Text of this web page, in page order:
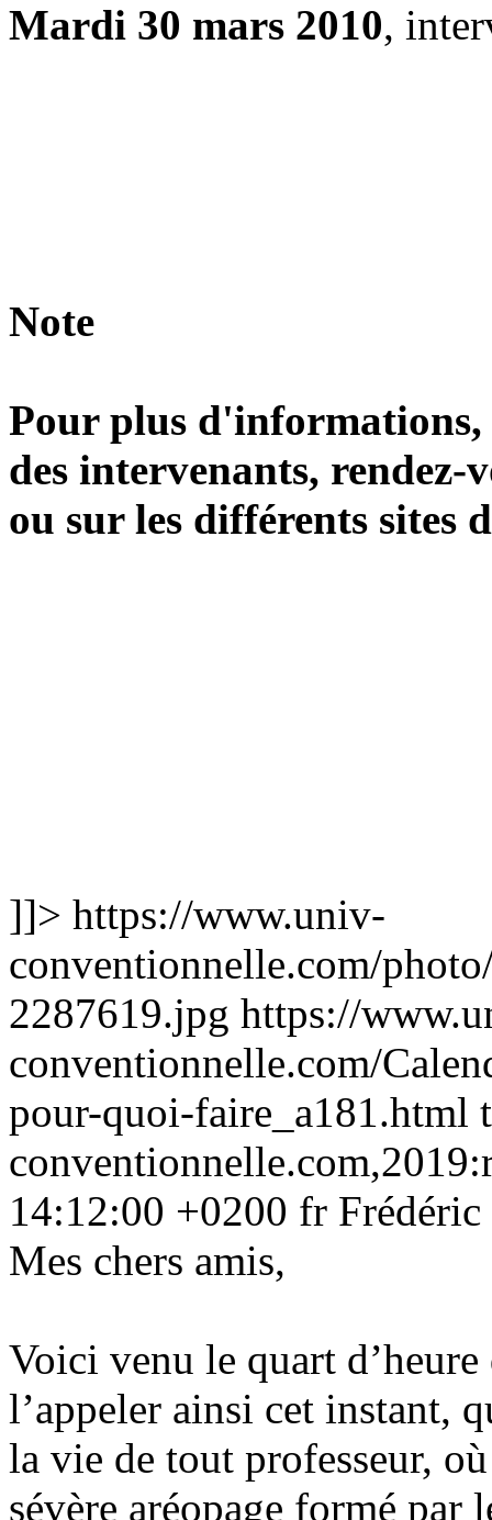
Mardi 30 mars 2010,
Note
Pour plus d'informations,
des intervenants, rendez-
ou sur les différents sites
]]> https://www.univ-
conventionnelle.com/
2287619.jpg https://
conventionnelle.com/
pour-quoi-faire_a181.html
14:12:00 +0200 fr
Mes chers amis,
Voici venu le quart
l’appeler ainsi cet instant,
la vie de tout professeur,
sévère aréopage formé par